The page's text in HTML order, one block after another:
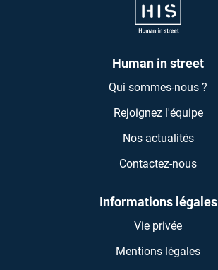
Human in street
Qui sommes-nous ?
Rejoignez l'équipe
Nos actualités
Contactez-nous
Informations légales
Vie privée
Mentions légales